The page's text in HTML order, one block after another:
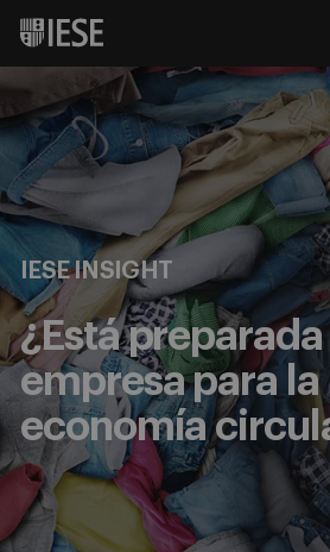
IESE INSIGHT
¿Está
empresa para la
economía